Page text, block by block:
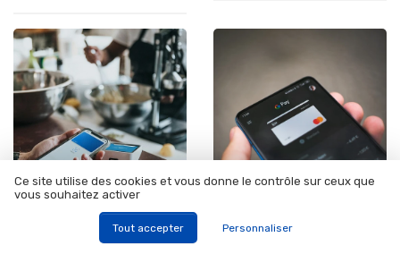
Immobilier et Investissements Locatifs • 08/01/2026
Pierval santé scpi : investir
Ce site utilise des cookies et vous donne le contrôle sur ceux que
vous souhaitez activer
Tout accepter Personnaliser